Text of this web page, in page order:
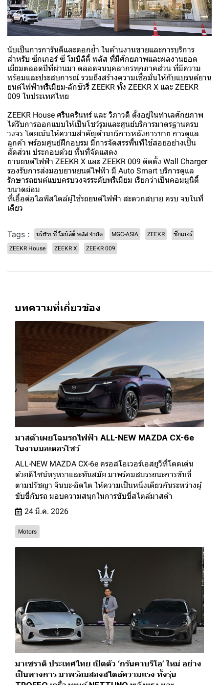
นับเป็นการการันตีและตอกย้ำ ในด้านงานขายและการบริการ
สำหรับ ซีกเกอร์ ซี โมบิลิตี้ พลัส ที่มีศักยภาพและผลงานยอด
เยี่ยมตลอดปีที่ผ่านมา ตลอดจนบุคลากรทุกภาคส่วน ที่มีความ
พร้อมและประสบการณ์ รวมถึงสร้างความเชื่อมั่นให้กับแบรนด์ยาน
ยนต์ไฟฟ้าพรีเมียม-ลักชัวรี่ ZEEKR ทั้ง ZEEKR X และ ZEEKR
009 ในประเทศไทย
ZEEKR House ศรีนครินทร์ และ วิภาวดี ตั้งอยู่ในทำเลศักยภาพ
ได้รับการออกแบบให้เป็นโชว์รูมและศูนย์บริการมาตรฐานครบ
วงจร โดยเน้นให้ความสำคัญด้านบริการหลังการขาย การดูแล
ลูกค้า พร้อมศูนย์ฝึกอบรม มีการจัดสรรพื้นที่ใช้สอยอย่างเป็น
สัดส่วน ประกอบด้วย พื้นที่จัดแสดง
ยานยนต์ไฟฟ้า ZEEKR X และ ZEEKR 009 ติดตั้ง Wall Charger
รองรับการส่งมอบยานยนต์ไฟฟ้า มี Auto Smart บริการดูแล
รักษารถยนต์แบบครบวงจรระดับพรีเมี่ยม เรียกว่าเป็นคอมมูนิตี้
ขนาดย่อม
ที่เอื้อต่อไลฟ์สไตล์ผู้ใช้รถยนต์ไฟฟ้า สะดวกสบาย ครบ จบในที่
เดียว
Tags : บริษัท ซี โมบิลิตี้ พลัส จำกัด MGC-ASIA ZEEKR ซีกเกอร์
ZEEKR House ZEEKR X ZEEKR 009
บทความที่เกี่ยวข้อง
มาสด้าเผยโฉมรถไฟฟ้า ALL-NEW MAZDA CX-6e
ในงานมอเตอร์โชว์
ALL-NEW MAZDA CX-6e ครอสโอเวอร์เอสยูวีที่โดดเด่น
ด้วยดีไซน์หรูหราและทันสมัย มาพร้อมสมรรถนะการขับขี่
ตามปรัชญา จินบะ-อิตไต ให้ความเป็นหนึ่งเดียวกันระหว่างผู้
ขับขี่กับรถ มอบความสนุกในการขับขี่สไตล์มาสด้า
24 มี.ค. 2026
Motors
มาเซราติ ประเทศไทย เปิดตัว ‘กรันคาบริโอ’ ใหม่ อย่าง
เป็นทางการ มาพร้อมสองสไตล์ความแรง ทั้งรุ่น